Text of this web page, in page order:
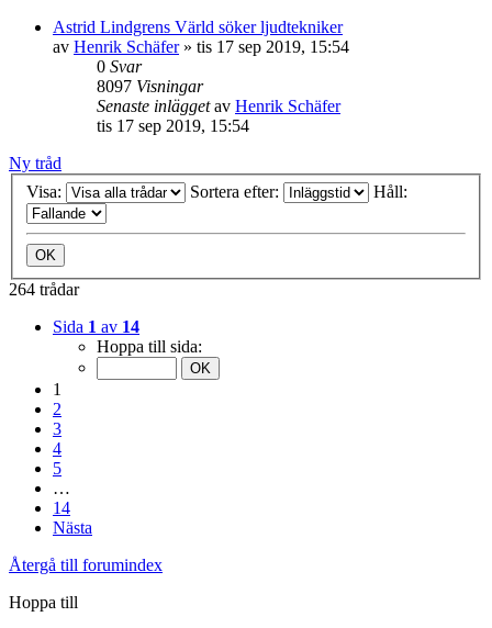
Astrid Lindgrens Värld söker ljudtekniker
av Henrik Schäfer» tis 17 sep 2019, 15:54
0 Svar
8097 Visningar
Senaste inläggetav Henrik Schäfer
tis 17 sep 2019, 15:54
Ny tråd
Visa:
Sortera efter: Håll:
264 trådar
Sida 1 av 14
Hoppa till sida:
1
2
3
4
5
…
14
Nästa
Återgå till forumindex
Hoppa till